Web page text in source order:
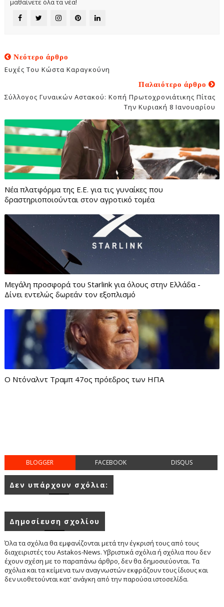
Νεότερο άρθρο
Ευχές Του Κώστα Καραγκούνη
Παλαιότερο άρθρο
Σύλλογος Γυναικών Αστακού: Κοπή Πρωτοχρονιάτικης Πίτας
Την Κυριακή 8 Ιανουαρίου
Νέα πλατφόρμα της Ε.Ε. για τις γυναίκες που
δραστηριοποιούνται στον αγροτικό τομέα
Μεγάλη προσφορά του Starlink για όλους στην Ελλάδα -
Δίνει εντελώς δωρεάν τον εξοπλισμό
Ο Ντόναλντ Τραμπ 47ος πρόεδρος των ΗΠΑ
BLOGGER FACEBOOK DISQUS
Δεν υπάρχουν σχόλια:
Δημοσίευση σχολίου
Όλα τα σχόλια θα εμφανίζονται μετά την έγκρισή τους από τους
διαχειριστές του Astakos-News. Υβριστικά σχόλια ή σχόλια που δεν
έχουν σχέση με το παραπάνω άρθρο, δεν θα δημοσιεύονται. Τα
σχόλια και τα κείμενα των αναγνωστών εκφράζουν τους ίδιους και
δεν υιοθετούνται κατ' ανάγκη από την παρούσα ιστοσελίδα.